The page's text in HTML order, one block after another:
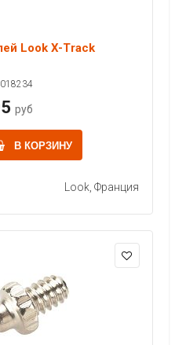
Look X-Track
руб
В КОРЗИНУ
Look, Франция